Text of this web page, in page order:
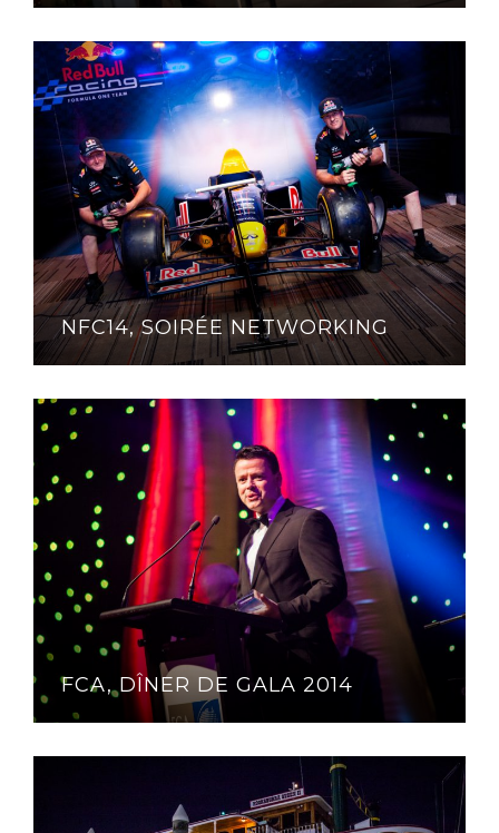
NFC14, SOIRÉE NETWORKING
FCA, DÎNER DE GALA 2014